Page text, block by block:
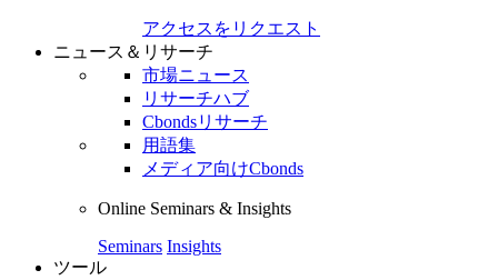
アクセスをリクエスト
ニュース＆リサーチ
市場ニュース
リサーチハブ
Cbondsリサーチ
用語集
メディア向けCbonds
Online Seminars & Insights
Seminars Insights
ツール